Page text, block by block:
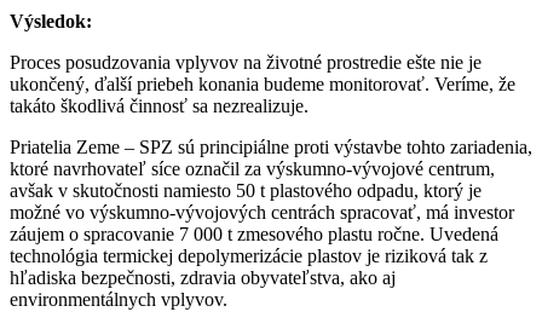
Výsledok:
Proces posudzovania vplyvov na životné prostredie ešte nie je
ukončený, ďalší priebeh konania budeme monitorovať. Veríme, že
takáto škodlivá činnosť sa nezrealizuje.
Priatelia Zeme – SPZ sú principiálne proti výstavbe tohto zariadenia,
ktoré navrhovateľ síce označil za výskumno-vývojové centrum,
avšak v skutočnosti namiesto 50 t plastového odpadu, ktorý je
možné vo výskumno-vývojových centrách spracovať, má investor
záujem o spracovanie 7 000 t zmesového plastu ročne. Uvedená
technológia termickej depolymerizácie plastov je riziková tak z
hľadiska bezpečnosti, zdravia obyvateľstva, ako aj
environmentálnych vplyvov.